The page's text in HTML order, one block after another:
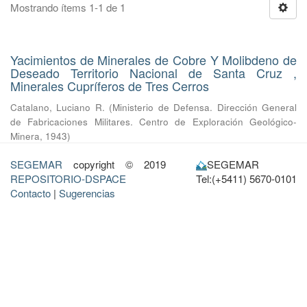
Mostrando ítems 1-1 de 1
Yacimientos de Minerales de Cobre Y Molibdeno de
Deseado Territorio Nacional de Santa Cruz ,
Minerales Cupríferos de Tres Cerros
Catalano, Luciano R. (Ministerio de Defensa. Dirección General
de Fabricaciones Militares. Centro de Exploración Geológico-
Minera, 1943)
SEGEMAR copyright © 2019
REPOSITORIO-DSPACE
Contacto | Sugerencias
SEGEMAR
Tel:(+5411) 5670-0101